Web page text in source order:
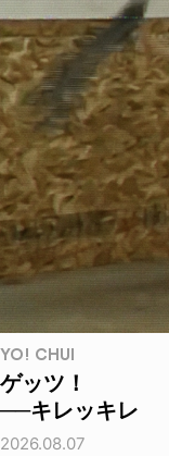
YO! CHUI
ゲッツ！
──キレッキレ
2026.08.07